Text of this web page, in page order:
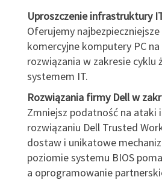
Uproszczenie infrastruktury
Oferujemy
komercyjne komputery PC
rozwiązania w zakresie
systemem IT.
Rozwiązania firmy Dell w
Zmniejsz podatność na ataki
rozwiązaniu Dell Trusted
dostaw i unikatowe
poziomie systemu BIOS
a oprogramowanie